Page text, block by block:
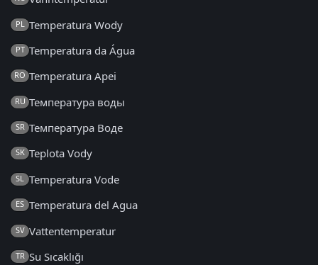
PL Temperatura Wody
PT Temperatura da Água
RO Temperatura Apei
RU Температура воды
SR Температура Воде
SK Teplota Vody
SL Temperatura Vode
ES Temperatura del Agua
SV Vattentemperatur
TR Su Sıcaklığı